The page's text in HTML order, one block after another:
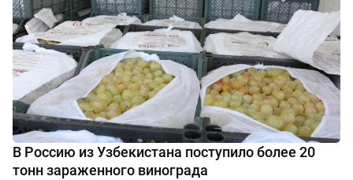
В Россию из Узбекистана поступило более 20
тонн зараженного винограда